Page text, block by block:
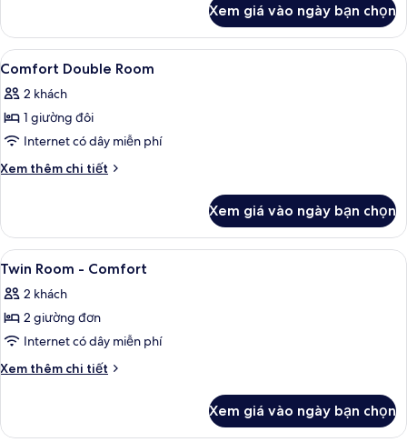
King
Comfort
Room,
Twin
King
Xem giá vào ngày bạn chọn
Xem
tất
cả
ảnh
Comfort
Double
2
Comfort Double Room
2 khách
1 giường đôi
Internet có dây miễn phí
Xem thêm chi tiết
Chi
Comfort
Double
Room
Xem giá vào ngày bạn chọn
Xem
tất
cả
ảnh
Twin
Room
2
Twin Room - Comfort
2 khách
2 giường đơn
Internet có dây miễn phí
Xem thêm chi tiết
Chi
Twin
Xem giá vào ngày bạn chọn